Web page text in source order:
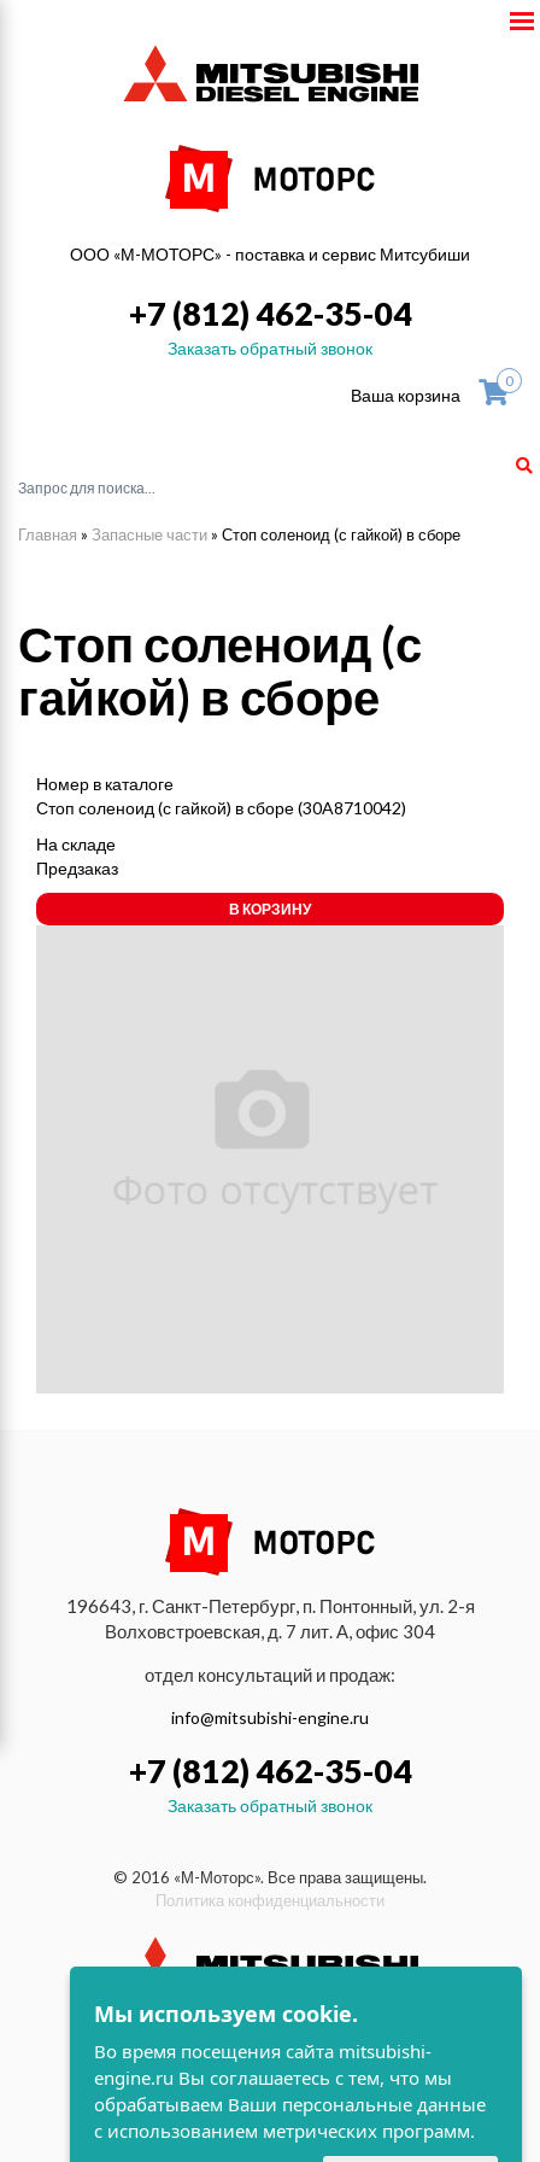
ООО «М-МОТОРС» - поставка и сервис Митсубиши
+7 (812) 462-35-04
Заказать обратный звонок
Ваша корзина
0
Главная » Запасные части » Стоп соленоид (с гайкой) в сборе
Стоп соленоид (с
гайкой) в сборе
Номер в каталоге
Стоп соленоид (с гайкой) в сборе (30A8710042)
На складе
Предзаказ
В КОРЗИНУ
196643, г. Санкт-Петербург, п. Понтонный, ул. 2-я
Волховстроевская, д. 7 лит. А, офис 304
отдел консультаций и продаж:
info@mitsubishi-engine.ru
+7 (812) 462-35-04
Заказать обратный звонок
© 2016 «М-Моторс». Все права защищены.
Политика конфиденциальности
индустриальные и морские
дизельные двигатели Mitsubishi
разработка сайта
Мы используем cookie.
Во время посещения сайта mitsubishi-
engine.ru Вы соглашаетесь с тем, что мы
обрабатываем Ваши персональные данные
с использованием метрических программ.